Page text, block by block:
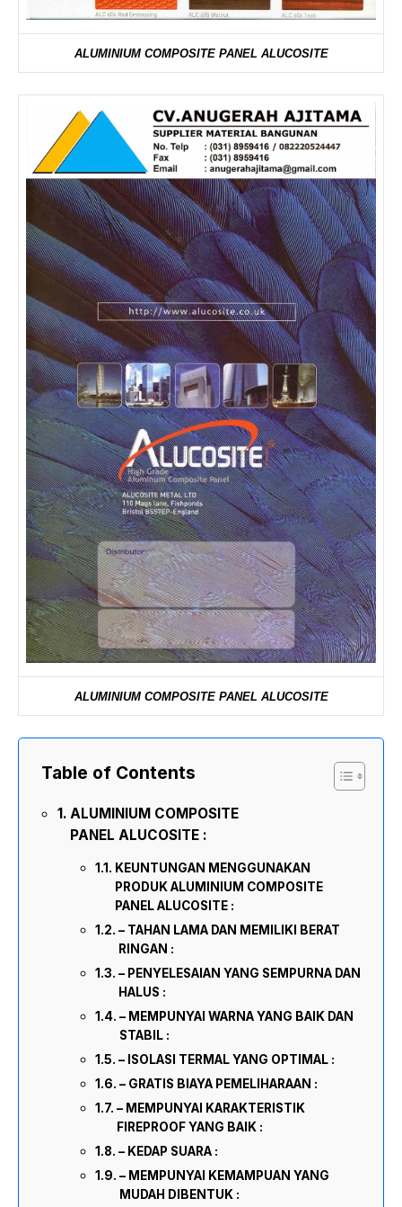
ALUMINIUM COMPOSITE PANEL ALUCOSITE
ALUMINIUM COMPOSITE PANEL ALUCOSITE
Table of Contents
ALUMINIUM COMPOSITE
PANEL ALUCOSITE :
KEUNTUNGAN MENGGUNAKAN
PRODUK ALUMINIUM COMPOSITE
PANEL ALUCOSITE :
– TAHAN LAMA DAN MEMILIKI BERAT
RINGAN :
– PENYELESAIAN YANG SEMPURNA DAN
HALUS :
– MEMPUNYAI WARNA YANG BAIK DAN
STABIL :
– ISOLASI TERMAL YANG OPTIMAL :
– GRATIS BIAYA PEMELIHARAAN :
– MEMPUNYAI KARAKTERISTIK
FIREPROOF YANG BAIK :
– KEDAP SUARA :
– MEMPUNYAI KEMAMPUAN YANG
MUDAH DIBENTUK :